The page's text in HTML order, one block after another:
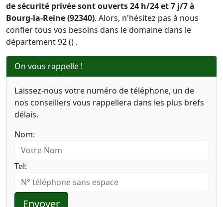
de sécurité privée sont ouverts 24 h/24 et 7 j/7 à
Bourg-la-Reine (92340). Alors, n'hésitez pas à nous
confier tous vos besoins dans le domaine dans le
département 92 () .
On vous rappelle !
Laissez-nous votre numéro de téléphone, un de
nos conseillers vous rappellera dans les plus brefs
délais.
Nom:
Tel:
Envoyer